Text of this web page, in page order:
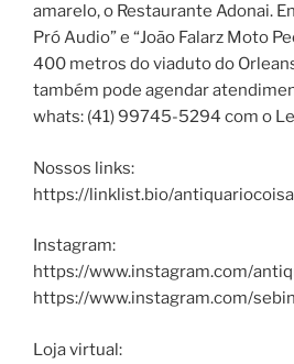
amarelo, o Restaurante Adonai.
Pró Audio” e “João Falarz Moto
400 metros do viaduto do
também pode agendar
whats: (41) 99745-5294 com o
Nossos links:
https://linklist.bio/
Instagram:
https://www.instagram.com/
https://www.instagram.com/
Loja virtual: